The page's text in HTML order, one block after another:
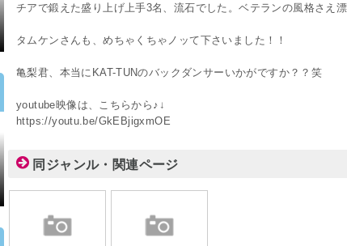
チアで鍛えた盛り上げ上手3名、流石でした。ベテランの風格さえ
タムケンさんも、めちゃくちゃノッて下さいました！！
亀梨君、本当にKAT-TUNのバックダンサーいかがですか？？笑
youtube映像は、こちらから♪↓
https://youtu.be/GkEBjigxmOE
同ジャンル・関連ページ